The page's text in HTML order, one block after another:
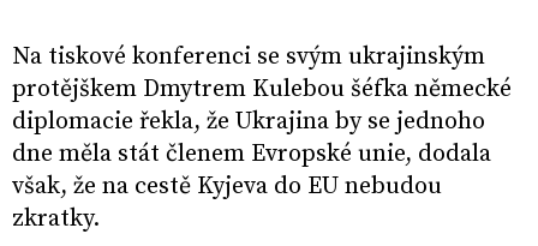
Na tiskové konferenci se svým ukrajinským
protějškem Dmytrem Kulebou šéfka německé
diplomacie řekla, že Ukrajina by se jednoho
dne měla stát členem Evropské unie, dodala
však, že na cestě Kyjeva do EU nebudou
zkratky.